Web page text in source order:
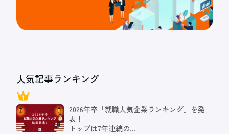
人気記事ランキング
2026年卒「就職人気企業ランキング」を発
表！
トップは7年連続の…